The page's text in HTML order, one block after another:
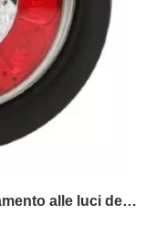
I 10 migliori vantaggi dell'aggiornamento alle luci del tiraggio a LED